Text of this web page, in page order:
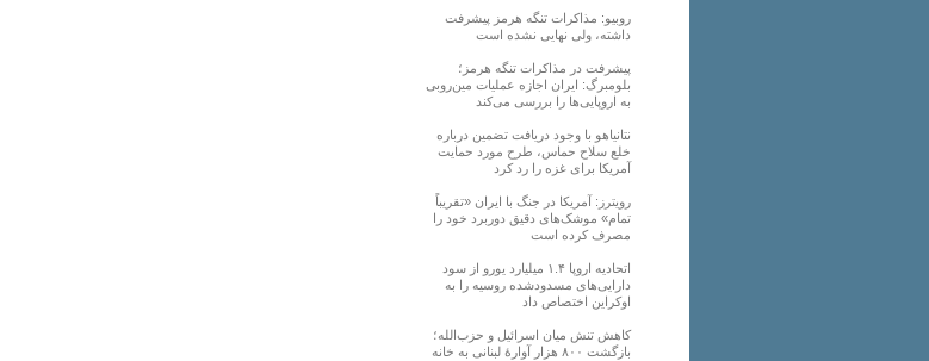
روبیو: مذاکرات تنگه هرمز پیشرفت
داشته، ولی نهایی نشده است
پیشرفت در مذاکرات تنگه هرمز؛
بلومبرگ: ایران اجازه عملیات مین‌روبی
به اروپایی‌ها را بررسی می‌کند
نتانیاهو با وجود دریافت تضمین درباره
خلع سلاح حماس، طرح مورد حمایت
آمریکا برای غزه را رد کرد
رویترز: آمریکا در جنگ با ایران «تقریباً
تمام» موشک‌های دقیق دوربرد خود را
مصرف کرده است
اتحادیه اروپا ۱.۴ میلیارد یورو از سود
دارایی‌های مسدودشده روسیه را به
اوکراین ‏اختصاص داد
کاهش تنش میان اسرائیل و حزب‌الله؛
بازگشت ۸۰۰ هزار آوارۀ لبنانی به خانه‌